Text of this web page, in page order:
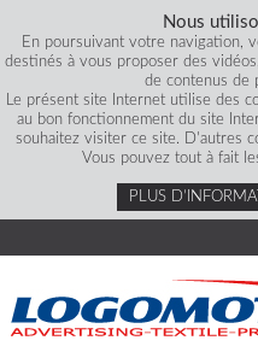
Nous
En poursuivant votre navigation,
destinés à vous proposer des
de contenus de
Le présent site Internet utilise des
au bon fonctionnement du site
souhaitez visiter ce site. D'autres
Vous pouvez tout à fait
PLUS